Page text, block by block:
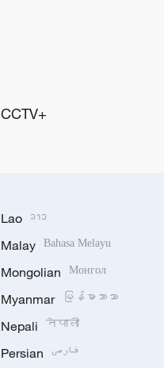
CCTV+
Lao ລາວ
Malay Bahasa Melayu
Mongolian Монгол
Myanmar မြန်မာဘာသာ
Nepali नेपाली
Persian فارسی